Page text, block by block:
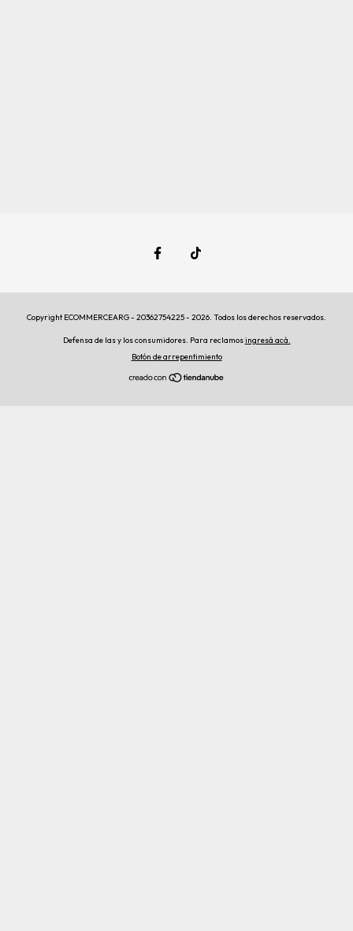
Copyright ECOMMERCEARG - 20362754225 - 2026. Todos los derechos reservados.
Defensa de las y los consumidores. Para reclamosingresá acá.
Botón de arrepentimiento